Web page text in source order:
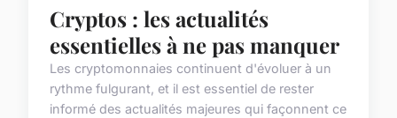
Cryptos : les actualités
essentielles à ne pas manquer
Les cryptomonnaies continuent d'évoluer à un
rythme fulgurant, et il est essentiel de rester
informé des actualités majeures qui façonnent ce